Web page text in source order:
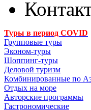
Туры в период COVID
Групповые туры
Эконом-туры
Шоппинг-туры
Деловой туризм
Комбинированные по
Отдых на море
Авторские программы
Гастрономические